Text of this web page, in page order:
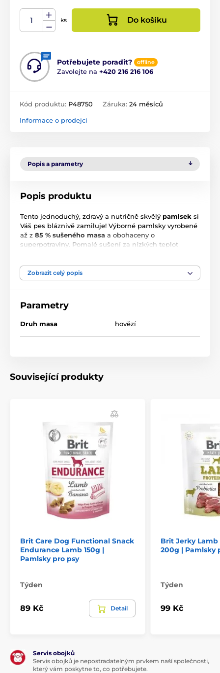
ks Do košíku
Potřebujete poradit? offline
Zavolejte na +420 216 216 106
Kód produktu: P48750 Záruka: 24 měsíců
Informace o prodejci
Popis a parametry
Popis produktu
Tento jednoduchý, zdravý a nutričně skvělý pamlsek si
Váš pes bláznivě zamiluje! Výborné pamlsky vyrobené
až z 85 % sušeného masa a obohaceny o
superpotraviny. Pomalé sušení za nízkých teplot
farem.
85% opravdového kuřecího a hovězího
Vyrobeno v EU
vykostěné kuře (59%), vykostěné hovězí (26%), glycerín
rostlinného původu, lignocelulóza, chlorid sodný.
Metabolizovatelná energie:
Zobrazit celý popis
Parametry
Druh masa hovězí
Související produkty
Brit Care Dog Functional Snack
Endurance Lamb 150g |
Pamlsky pro psy
Týden
89 Kč Detail
Brit Jerky
200g | Pamlsky
Týden
99 Kč
Servis obojků
Servis obojků je nepostradatelným prvkem naší společnosti,
který vám poskytne to, co potřebujete.